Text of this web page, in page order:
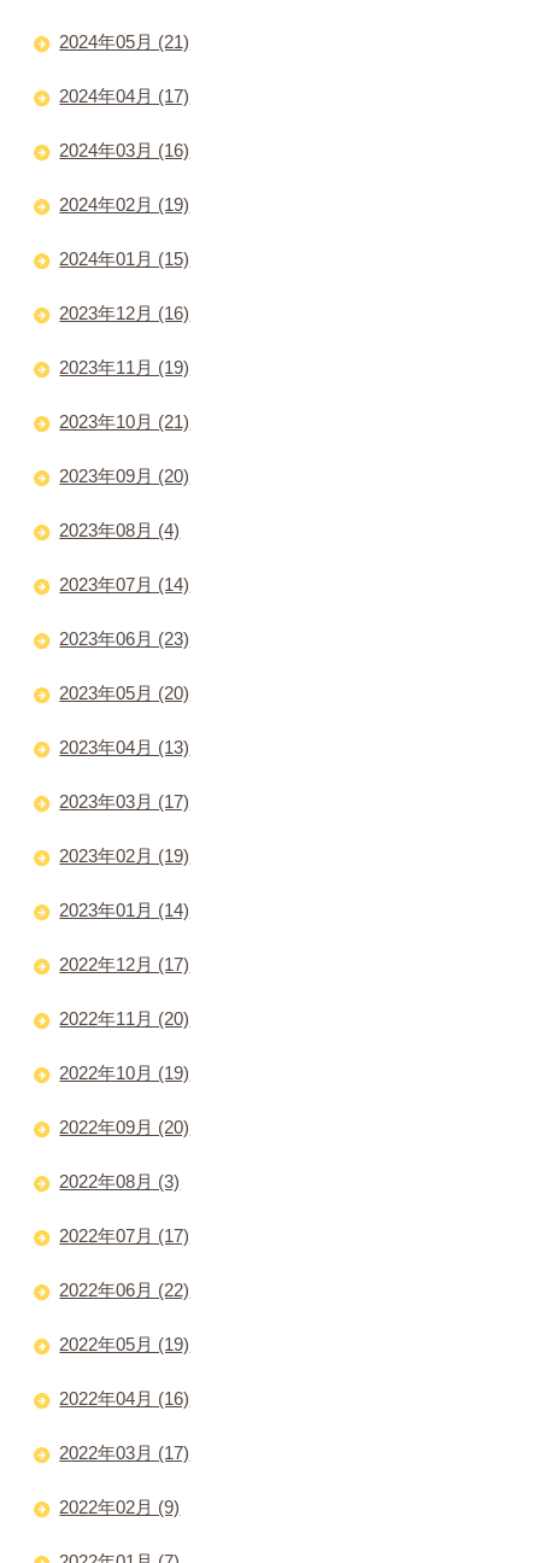
2024年05月 (21)
2024年04月 (17)
2024年03月 (16)
2024年02月 (19)
2024年01月 (15)
2023年12月 (16)
2023年11月 (19)
2023年10月 (21)
2023年09月 (20)
2023年08月 (4)
2023年07月 (14)
2023年06月 (23)
2023年05月 (20)
2023年04月 (13)
2023年03月 (17)
2023年02月 (19)
2023年01月 (14)
2022年12月 (17)
2022年11月 (20)
2022年10月 (19)
2022年09月 (20)
2022年08月 (3)
2022年07月 (17)
2022年06月 (22)
2022年05月 (19)
2022年04月 (16)
2022年03月 (17)
2022年02月 (9)